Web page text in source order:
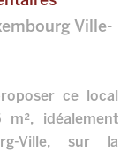
Ville-
ce local
m², idéalement
Ville, sur la